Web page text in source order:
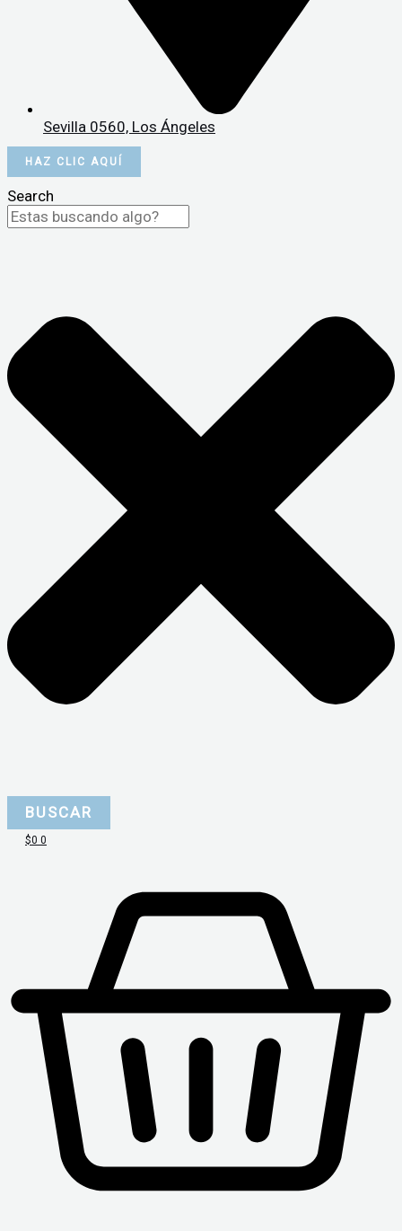
Sevilla 0560, Los Ángeles
HAZ CLIC AQUÍ
Search
BUSCAR
$0 0